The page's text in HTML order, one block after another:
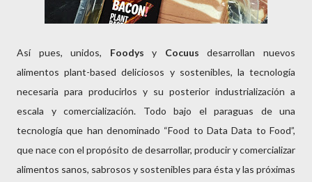
Así pues, unidos, Foodys y Cocuus desarrollan nuevos
alimentos plant-based deliciosos y sostenibles, la tecnología
necesaria para producirlos y su posterior industrialización a
escala y comercialización. Todo bajo el paraguas de una
tecnología que han denominado “Food to Data Data to Food”,
que nace con el propósito de desarrollar, producir y comercializar
alimentos sanos, sabrosos y sostenibles para ésta y las próximas